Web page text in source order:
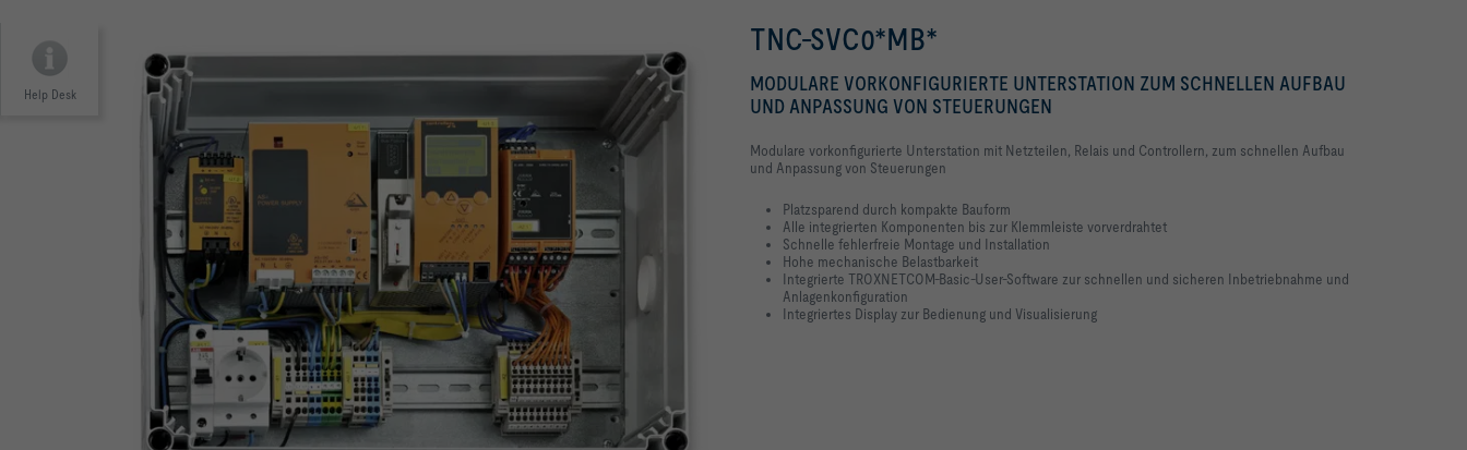
Help Desk
TNC-SVC0*MB*
MODULARE VORKONFIGURIERTE UNTERSTATION ZUM SCHNELLEN AUFBAU
UND ANPASSUNG VON STEUERUNGEN
Modulare vorkonfigurierte Unterstation mit Netzteilen, Relais und Controllern, zum schnellen Aufbau
und Anpassung von Steuerungen
Platzsparend durch kompakte Bauform
Alle integrierten Komponenten bis zur Klemmleiste vorverdrahtet
Schnelle fehlerfreie Montage und Installation
Hohe mechanische Belastbarkeit
Integrierte TROXNETCOM-Basic-User-Software zur schnellen und sicheren Inbetriebnahme und
Anlagenkonfiguration
Integriertes Display zur Bedienung und Visualisierung